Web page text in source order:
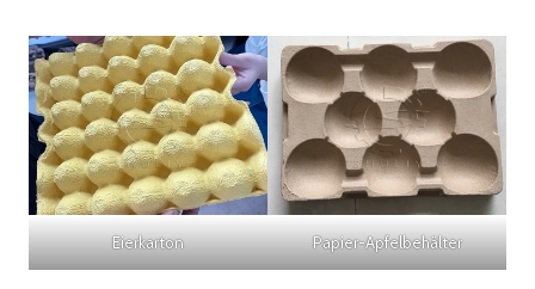
Eierkarton Papier-Apfelbehälter